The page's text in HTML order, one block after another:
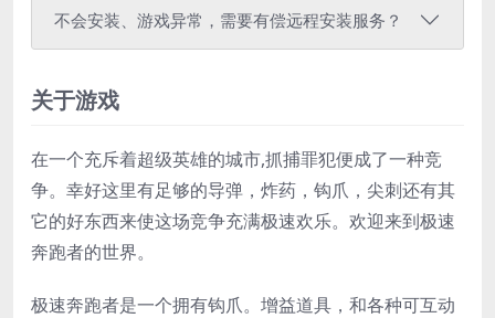
不会安装、游戏异常，需要有偿远程安装服务？
关于游戏
在一个充斥着超级英雄的城市,抓捕罪犯便成了一种竞
争。幸好这里有足够的导弹，炸药，钩爪，尖刺还有其
它的好东西来使这场竞争充满极速欢乐。欢迎来到极速
奔跑者的世界。
极速奔跑者是一个拥有钩爪。增益道具，和各种可互动